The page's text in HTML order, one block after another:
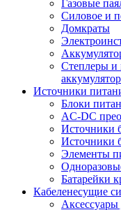
Газовые
Силовое и
Домкраты
Степлеры и
Источники
Блоки
AC-DC
Источники
Источники
Элементы
Батарейки
Кабеленесущие
Аксессуары